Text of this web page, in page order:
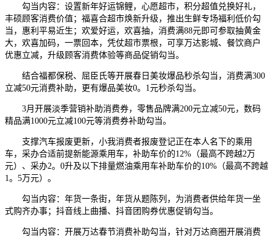
勾当内容：设置新年好运锦鲤，心愿超市，积分超值兑换好礼，
丰硕顾客消费价值；福喜合超市焕新升级，推出生鲜专场福利低价勾
当，惠利平易近生；欢爱好运，欢喜抽，消费满88元即可参取抽黄金
大，欢喜加码，一票回本，凭仗超市票根，可享万达影城、餐饮商户
优惠立减，升级顾客消费体验等商品促销勾当。
结合福都保税、屈臣氏等开展春日美妆爆品秒杀勾当，消费满300
立减50元消费补助，更有爆品美妆0。1元秒杀勾当。
3月开展淡季营销补助消费券，零售品牌满200元立减50元，数码
精品满1000元立减100元等消费券补助勾当。
支撑汽车报废更新，小我消费者报废登记正在本人名下的乘用
车，采办合适前提新能源乘用车，补助车价的12%（最高不跨越2万
元）、采办2。0升及以下排量燃油乘用车补助车价的10%（最高不跨越
1。5万元）。
勾当内容：年货一条街，年货从题陈列，为消费者供给年货一坐
式购齐办事；抖音线上曲播、抖音团购券优惠促销勾当。
勾当内容：开展万达春节消费补助勾当，针对万达商圈开展消费